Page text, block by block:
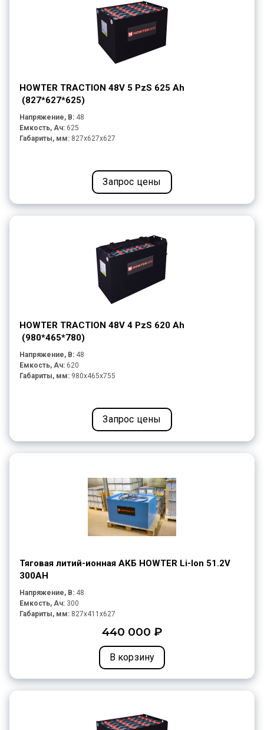
HOWTER TRACTION 48V 5 PzS 625 Ah
(827*627*625)
Напряжение, В: 48
Емкость, Ач: 625
Габариты, мм: 827x627x627
Запрос цены
HOWTER TRACTION 48V 4 PzS 620 Ah
(980*465*780)
Напряжение, В: 48
Емкость, Ач: 620
Габариты, мм: 980x465x755
Запрос цены
Тяговая литий-ионная АКБ HOWTER Li-Ion 51.2V
300AH
Напряжение, В: 48
Емкость, Ач: 300
Габариты, мм: 827x411x627
440 000 ₽
В корзину